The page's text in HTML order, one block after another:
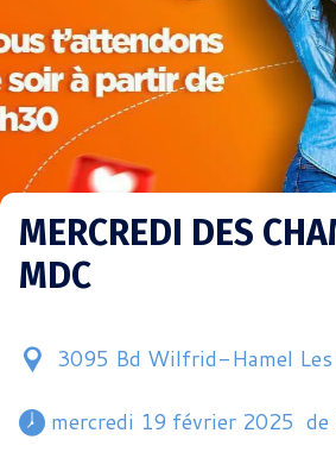
MERCREDI DES
MDC
3095 Bd Wilfrid-Hamel Les
mercredi 19 février 2025